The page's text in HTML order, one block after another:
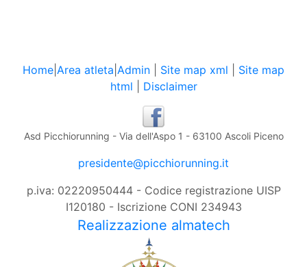
Home Area atleta Admin Site map xml
Site map
html
Disclaimer
Asd Picchiorunning - Via dell'Aspo 1 - 63100 Ascoli Piceno
presidente@picchiorunning.it
p.iva: 02220950444 - Codice registrazione UISP
I120180 - Iscrizione CONI 234943
Realizzazione almatech